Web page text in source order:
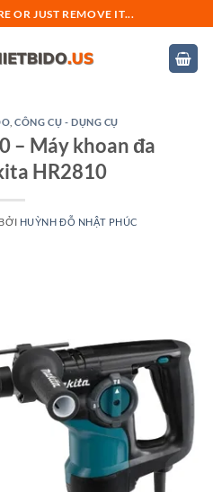
OR JUST REMOVE IT...
,CÔNG CỤ - DỤNG CỤ
– Máy khoan đa
HR2810
BỞI HUỲNH ĐỖ NHẬT PHÚC